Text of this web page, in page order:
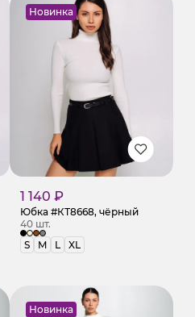
Новинка
1 140 ₽
Юбка #КТ8668, чёрный
40 шт.
S
M L XL
Новинка